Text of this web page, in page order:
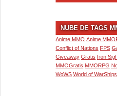
NUBE DE TAGS
Anime MMO Anime
Conflict of Nations FPS
Giveaway Gratis Iron
MMOGratis MMORPG
WoWS World of WarShips